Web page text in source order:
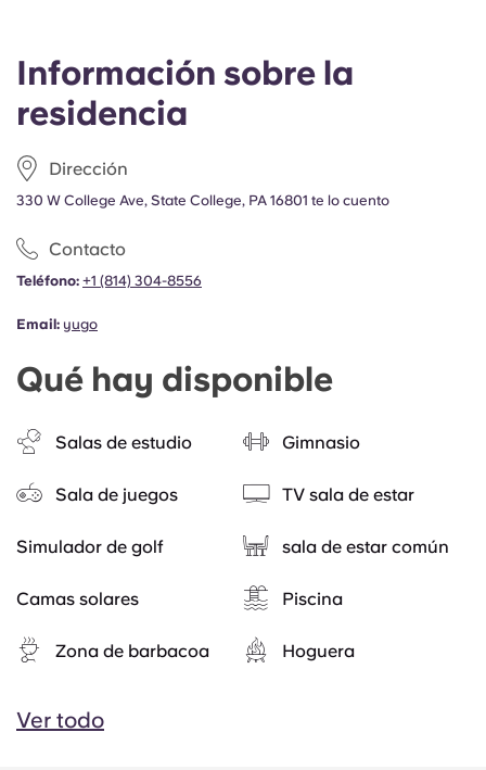
Información sobre la
residencia
Dirección
330 W College Ave, State College, PA 16801 te lo cuento
Contacto
Teléfono: +1 (814) 304-8556
Email: yugo
Qué hay disponible
Salas de estudio Gimnasio
Sala de juegos TV sala de estar
Simulador de golf sala de estar común
Camas solares Piscina
Zona de barbacoa Hoguera
Ver todo